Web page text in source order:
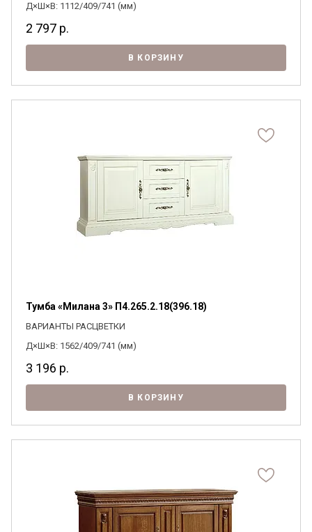
Д×Ш×В: 1112/409/741 (мм)
2 797 р.
В КОРЗИНУ
Тумба «Милана 3» П4.265.2.18(396.18)
ВАРИАНТЫ РАСЦВЕТКИ
Д×Ш×В: 1562/409/741 (мм)
3 196 р.
В КОРЗИНУ